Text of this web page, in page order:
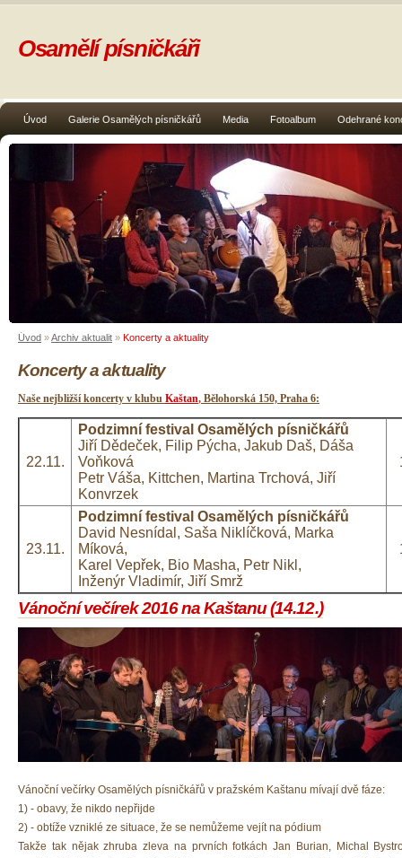
Úvod Galerie Osamělých písničkářů Media Fotoalbum Odehrané
Osamělí písničkáři
Úvod »Archiv aktualit » Koncerty a aktuality
Koncerty a aktuality
Naše nejbližší koncerty v klubu Kaštan, Bělohorská 150, Praha 6:
22.11.
Podzimní festival Osamělých písničkářů
Jiří Dědeček, Filip Pýcha, Jakub Daš, Dáša
Voňková
Petr Váša, Kittchen, Martina Trchová, Jiří
Konvrzek
23.11.
Podzimní festival Osamělých písničkářů
David Nesnídal, Saša Niklíčková, Marka
Míková,
Karel Vepřek, Bio Masha, Petr Nikl,
Inženýr Vladimír, Jiří Smrž
Vánoční večírek 2016 na Kaštanu (14.12.)
​Vánoční večírky Osamělých písničkářů v pražském Kaštanu mívají dvě fáze:
1) - obavy, že nikdo nepřijde
2) - obtíže vzniklé ze situace, že se nemůžeme vejít na pódium
Takže tak nějak zhruba zleva na prvních fotkách Jan Burian, Michal